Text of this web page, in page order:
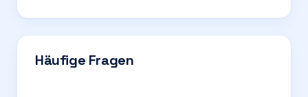
Häufige Fragen